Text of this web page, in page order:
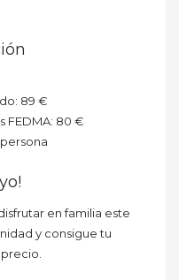
89 €
FEDMA: 80 €
en familia este
y consigue tu